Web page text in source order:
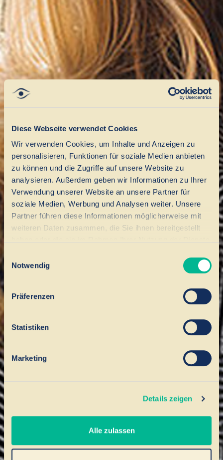
Diese Webseite verwendet Cookies
Wir verwenden Cookies, um Inhalte und Anzeigen zu
personalisieren, Funktionen für soziale Medien anbieten
zu können und die Zugriffe auf unsere Website zu
analysieren. Außerdem geben wir Informationen zu Ihrer
Verwendung unserer Website an unsere Partner für
soziale Medien, Werbung und Analysen weiter. Unsere
Partner führen diese Informationen möglicherweise mit
weiteren Daten zusammen, die Sie ihnen bereitgestellt
Einwilligungsauswahl
Notwendig
Präferenzen
Statistiken
Marketing
Details zeigen
Alle zulassen